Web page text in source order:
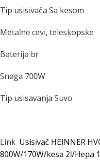
Tip usisivača Sa kesom
Metalne cevi, teleskopske
Baterija br
Snaga 700W
Tip usisavanja Suvo
Link Usisivač HEINNER
800W/170W/kesa 2l/Hepa